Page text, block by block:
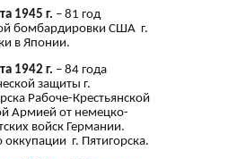
1945 г. – 81 год
бомбардировки США г.
в Японии.
1942 г. – 84 года
защиты г.
Рабоче-Крестьянской
Армией от немецко-
войск Германии.
оккупации г. Пятигорска.